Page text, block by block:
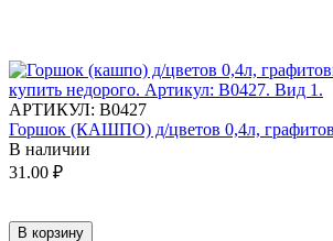
АРТИКУЛ: В0427
Горшок (КАШПО) д/цветов 0,4л,
В наличии
31.00 ₽
В корзину